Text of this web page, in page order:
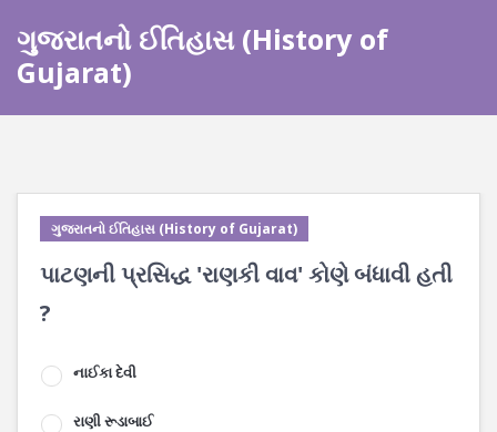
ગુજરાતનો ઈતિહાસ (History of
Gujarat)
ગુજરાતનો ઈતિહાસ (History of Gujarat)
પાટણની પ્રસિદ્ધ 'રાણકી વાવ' કોણે બંધાવી હતી
?
નાઈકા દેવી
રાણી રૂડાબાઈ